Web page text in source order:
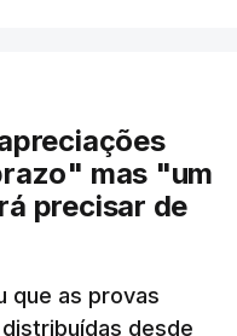
Estados europeus
República reitera
não é
Atente-se
que pedem
mas "um
precisar de
que as provas
desde